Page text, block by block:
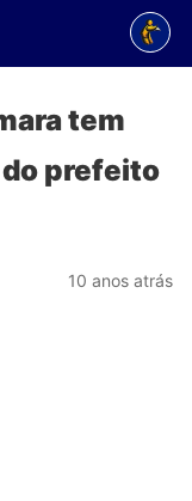
tem
prefeito
10 anos atrás